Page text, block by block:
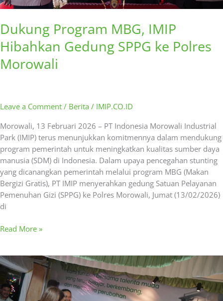
Dukung Program MBG, IMIP
Hibahkan Gedung SPPG ke Polres
Morowali
Leave a Comment / Berita / IMIP.CO.ID
Morowali, 13 Februari 2026 – PT Indonesia Morowali Industrial
Park (IMIP) terus menunjukkan komitmennya dalam mendukung
program pemerintah untuk meningkatkan kualitas sumber daya
manusia (SDM) di Indonesia. Dalam upaya pencegahan stunting
yang dicanangkan pemerintah melalui program MBG (Makan
Bergizi Gratis), PT IMIP menyerahkan gedung Satuan Pelayanan
Pemenuhan Gizi (SPPG) ke Polres Morowali, Jumat (13/02/2026)
di
Read More »
Job
Fair
IMIP
Tuntas,